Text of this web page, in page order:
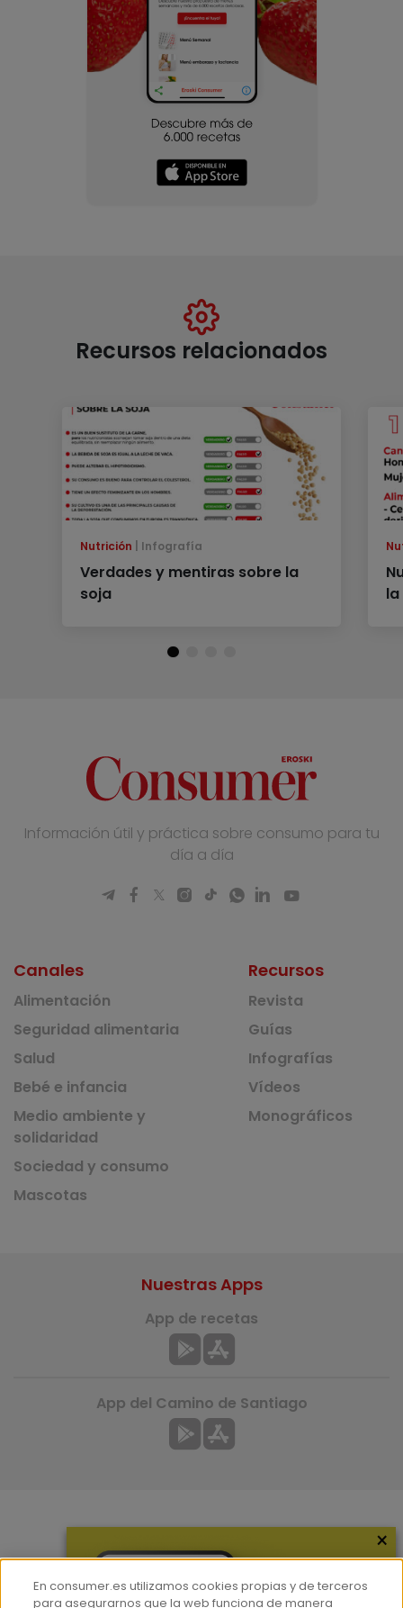
Recursos relacionados
Nutrición Infografía
Verdades y mentiras sobre la
soja
Información útil y práctica sobre consumo para tu
día a día
Canales
Alimentación
Seguridad alimentaria
Salud
Bebé e infancia
Medio ambiente y
solidaridad
Sociedad y consumo
Mascotas
Recursos
Revista
Guías
Infografías
Vídeos
Monográficos
Hemeroteca
Nuestras Apps
App de recetas
App del Camino de Santiago
×
En consumer.es utilizamos cookies propias y de terceros
para asegurarnos que la web funciona de manera